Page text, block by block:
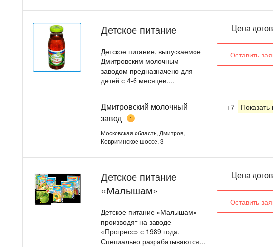
Детское питание
Детское питание, выпускаемое
Дмитровским молочным
заводом предназначено для
детей с 4-6 месяцев....
Цена
Оставить
Дмитровский молочный
завод
1
Московская область, Дмитров,
Ковригинское шоссе, 3
+7
Детское питание
«Малышам»
Детское питание «Малышам»
производят на заводе
«Прогресс» с 1989 года.
Специально разрабатываются...
Цена
Оставить